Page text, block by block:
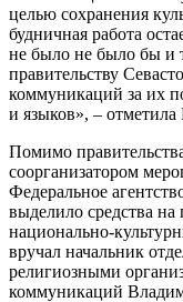
целью сохранения
будничная работа
не было не было бы и
правительству
коммуникаций за их
и языков», –
Помимо
соорганизатором
Федеральное
выделило средства на
национально-
вручал начальник
религиозными
коммуникаций